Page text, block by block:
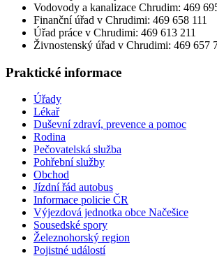
Vodovody a kanalizace Chrudim: 469
Finanční úřad v Chrudimi: 469 658 111
Úřad práce v Chrudimi: 469 613 211
Živnostenský úřad v Chrudimi: 469 657
Praktické informace
Úřady
Lékař
Duševní zdraví, prevence a pomoc
Rodina
Pečovatelská služba
Pohřební služby
Obchod
Jízdní řád autobus
Informace policie ČR
Výjezdová jednotka obce Načešice
Sousedské spory
Železnohorský region
Pojistné událostí